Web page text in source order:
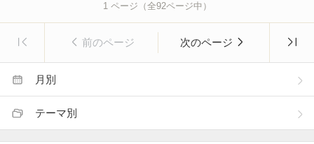
1ページ（全92ページ中）
前のページ 次のページ
月別
テーマ別